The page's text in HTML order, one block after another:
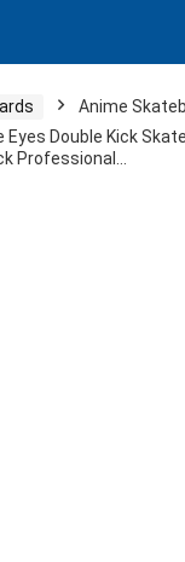
Anime
Eyes Double Kick
Professional…